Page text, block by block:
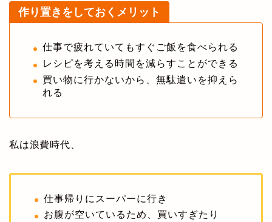
作り置きをしておくメリット
仕事で疲れていてもすぐご飯を食べられる
レシピを考える時間を減らすことができる
買い物に行かないから、無駄遣いを抑えら
れる
私は浪費時代、
仕事帰りにスーパーに行き
お腹が空いているため、買いすぎたり